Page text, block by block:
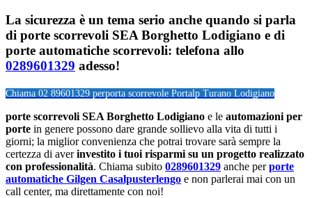
La sicurezza è un tema serio anche quando si parla
di porte scorrevoli SEA Borghetto Lodigiano e di
porte automatiche scorrevoli: telefona allo
0289601329 adesso!
Chiama 02 89601329 perporta scorrevole Portalp Turano Lodigiano
porte scorrevoli SEA Borghetto Lodigiano e le automazioni per
porte in genere possono dare grande sollievo alla vita di tutti i
giorni; la miglior convenienza che potrai trovare sarà sempre la
certezza di averinvestito i tuoi risparmi su un progetto realizzato
con professionalità. Chiama subito 0289601329 anche perporte
automatiche Gilgen Casalpusterlengo e non parlerai mai con un
call center, ma direttamente con noi!